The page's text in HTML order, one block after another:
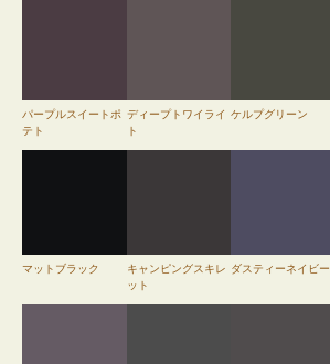
パープルスイートポ
テト
ディープトワイライ
ト
ケルプグリーン
マットブラック
キャンピングスキレ
ット
ダスティーネイビー